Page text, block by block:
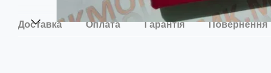
Доставка Оплата Гарантія Повернення